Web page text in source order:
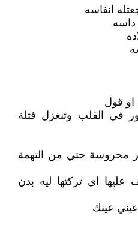
انفاسه
او قول
في القلب وتنغزل فتلة
محروسة حتي من التهمة
اي تركتها ليه بدن
عينك